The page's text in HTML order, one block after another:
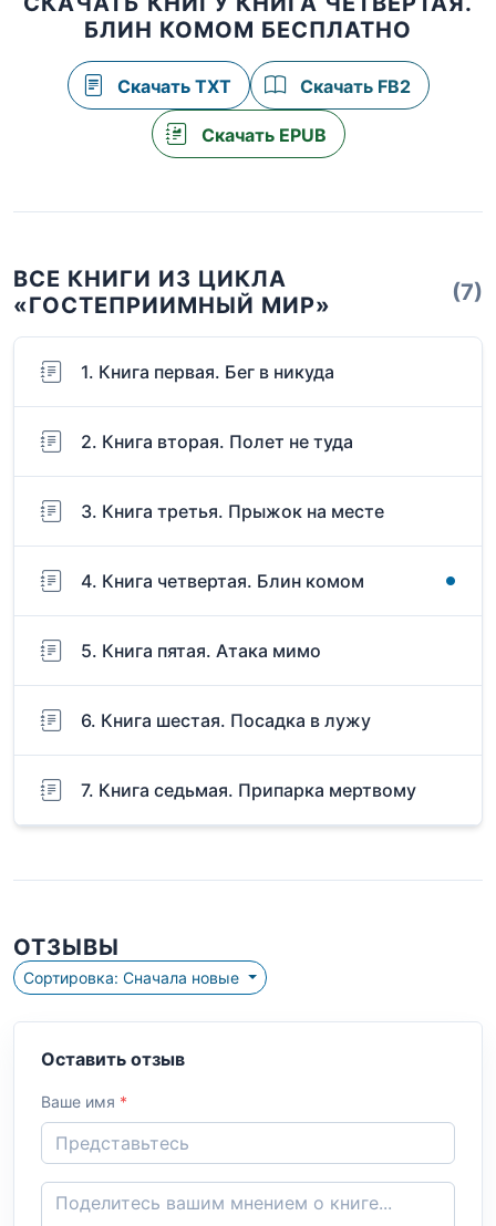
БЛИН КОМОМ БЕСПЛАТНО
Скачать TXT Скачать FB2
Скачать EPUB
ВСЕ КНИГИ ИЗ ЦИКЛА
«ГОСТЕПРИИМНЫЙ МИР»
(7)
1. Книга первая. Бег в никуда
2. Книга вторая. Полет не туда
3. Книга третья. Прыжок на месте
4. Книга четвертая. Блин комом
5. Книга пятая. Атака мимо
6. Книга шестая. Посадка в лужу
7. Книга cедьмая. Припарка мертвому
ОТЗЫВЫ
Сортировка: Сначала новые
Оставить отзыв
Ваше имя *